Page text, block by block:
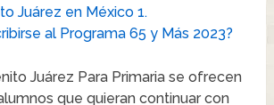
Juárez en México 1.
al Programa 65 y Más 2023?
Juárez Para Primaria se ofrecen
que quieran continuar con